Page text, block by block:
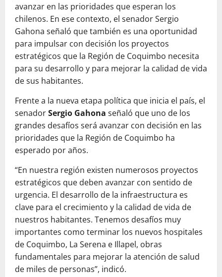
avanzar en las prioridades que esperan los
chilenos. En ese contexto, el senador Sergio
Gahona señaló que también es una oportunidad
para impulsar con decisión los proyectos
estratégicos que la Región de Coquimbo necesita
para su desarrollo y para mejorar la calidad de vida
de sus habitantes.
Frente a la nueva etapa política que inicia el país, el
senadorSergio Gahona señaló que uno de los
grandes desafíos será avanzar con decisión en las
prioridades que la Región de Coquimbo ha
esperado por años.
“En nuestra región existen numerosos proyectos
estratégicos que deben avanzar con sentido de
urgencia. El desarrollo de la infraestructura es
clave para el crecimiento y la calidad de vida de
nuestros habitantes. Tenemos desafíos muy
importantes como terminar los nuevos hospitales
de Coquimbo, La Serena e Illapel, obras
fundamentales para mejorar la atención de salud
de miles de personas”, indicó.